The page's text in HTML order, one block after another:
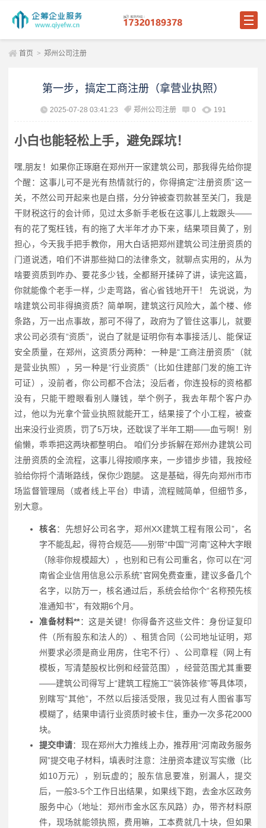
首页 > 郑州公司注册
第一步，搞定工商注册（拿营业执照）
2025-07-28 03:41:23 郑州公司注册 0 191
小白也能轻松上手，避免踩坑！
嘿,朋友！如果你正琢磨在郑州开一家建筑公司，那我得先给你提
个醒：这事儿可不是光有热情就行的，你得搞定“注册资质”这一
关，不然公司开起来也是白搭，分分钟被查罚款甚至关门，我是
干财税这行的会计师，见过太多新手老板在这事儿上栽跟头——
有的花了冤枉钱，有的拖了大半年才办下来，结果项目黄了，别
担心，今天我手把手教你，用大白话把郑州建筑公司注册资质的
门道说透，咱们不讲那些拗口的法律条文，就聊点实用的，从为
啥要资质到咋办、要花多少钱，全都掰开揉碎了讲，读完这篇，
你就能像个老手一样，少走弯路，省心省钱地开干！ 先说说，为
啥建筑公司非得搞资质？简单啊，建筑这行风险大，盖个楼、修
条路，万一出点事故，那可不得了，政府为了管住这事儿，就要
求公司必须有“资质”，说白了就是证明你有本事接活儿、能保证
安全质量，在郑州，这资质分两种：一种是“工商注册资质”（就
是营业执照），另一种是“行业资质”（比如住建部门发的施工许
可证），没前者，你公司都不合法；没后者，你连投标的资格都
没有，只能干瞪眼看别人赚钱，举个例子，我去年帮个客户办
过，他以为光拿个营业执照就能开工，结果接了个小工程，被查
出来没行业资质，罚了5万块，还耽误了半年工期——血亏啊！别
偷懒，乖乖把这两块都整明白。 咱们分步拆解在郑州办建筑公司
注册资质的全流程，这事儿得按顺序来，一步错步步错，我按经
验给你捋个清晰路线，保你少跑腿。 这是基础，得先向郑州市市
场监督管理局（或者线上平台）申请，流程贼简单，但细节多，
别大意。
核名：先想好公司名字，郑州XX建筑工程有限公司”，名
字不能乱起，得符合规范——别带“中国”“河南”这种大字眼
（除非你规模超大），也别和已有公司重名，你可以在“河
南省企业信用信息公示系统”官网免费查重，建议多备几个
名字，以防万一，核名通过后，系统会给你个“名称预先核
准通知书”，有效期6个月。
准备材料**：这是关键！你得备齐这些文件：身份证复印
件（所有股东和法人的）、租赁合同（公司地址证明，郑
州要求必须是商业用房，住宅不行）、公司章程（网上有
模板，写清楚股权比例和经营范围），经营范围尤其重要
——建筑公司得写上“建筑工程施工”“装饰装修”等具体项，
别瞎写“其他”，不然以后接活受限，我见过有人图省事写
模糊了，结果申请行业资质时被卡住，重办一次多花2000
块。
提交申请：现在郑州大力推线上办，推荐用“河南政务服务
网”提交电子材料，填表时注意：注册资本建议写实缴（比
如10万元），别玩虚的；股东信息要准，别漏人，提交
后，一般3-5个工作日出结果，如果线下跑，去金水区政务
服务中心（地址：郑州市金水区东风路）办，带齐材料原
件，现场就能领执照，费用嘛，工本费就几十块，但如果